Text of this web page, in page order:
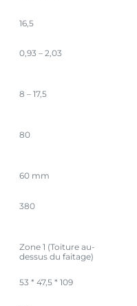
16,5
0,93 – 2,03
8 – 17,5
80
60 mm
380
Zone 1 (Toiture au-
dessus du faitage)
53 * 47,5 * 109